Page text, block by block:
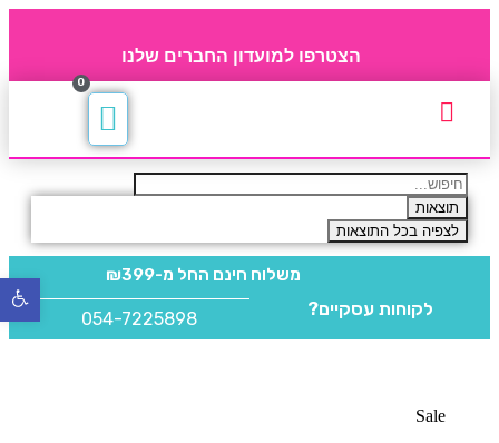
הצטרפו למועדון החברים שלנו
0
תוצאות
לצפיה בכל התוצאות
משלוח חינם החל מ-₪399
לקוחות עסקיים? 054-7225898
Sale
פתח